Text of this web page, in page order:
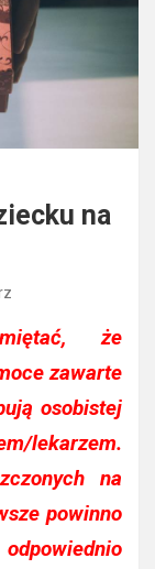
na
że
zawarte
osobistej
lekarzem.
na
powinno